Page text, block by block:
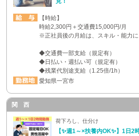
【時給】
時給2,300円＋交通費15,000円/月
※正社員後の月給は、スキル・能力に
◆交通費一部支給（規定有）
◆日払い・週払い可（規定有）
◆残業代別途支給（1.25倍/1h）
愛知県一宮市
関 西
荷下ろし、仕分け
【✨週1～×扶養内OK✨】1日